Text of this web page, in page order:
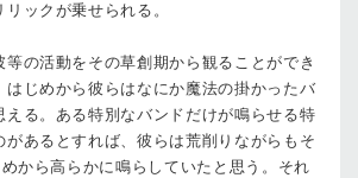
ックが乗せられる。
の活動をその草創期から観ることができ
はじめから彼らはなにか魔法の掛かったバ
える。ある特別なバンドだけが鳴らせる特
があるとすれば、彼らは荒削りながらもそ
めから高らかに鳴らしていたと思う。それ